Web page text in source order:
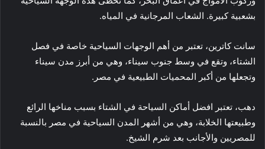
بشعبية كبيرة. الشعاب المرجانية في المياه.
سانت كاترين، تعتبر من أهم الوجهات السياحية خاصة في فصل
الشتاء، وتقع في وسط جنوب سيناء، وهي من أبرز مدن سيناء
وتجعلها من أكبر المحميات الطبيعية في مصر.
دهب، تعتبر افضل أماكن السياحة في الشتاء بسبب مناخها الرائع
وطبيعتها الخلابة، وهي من أشهر المدن السياحية في مصر بالنسبة
للمصريين والأجانب بعد شرم الشيخ.